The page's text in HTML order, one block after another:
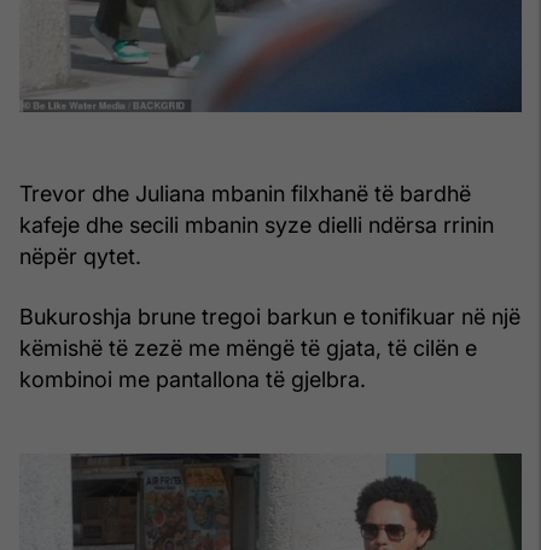
Trevor dhe Juliana mbanin filxhanë të bardhë
kafeje dhe secili mbanin syze dielli ndërsa rrinin
nëpër qytet.
Bukuroshja brune tregoi barkun e tonifikuar në një
këmishë të zezë me mëngë të gjata, të cilën e
kombinoi me pantallona të gjelbra.